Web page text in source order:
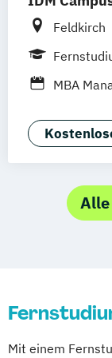
Feldkirch
MBA
MBA
Alle
Mit einem